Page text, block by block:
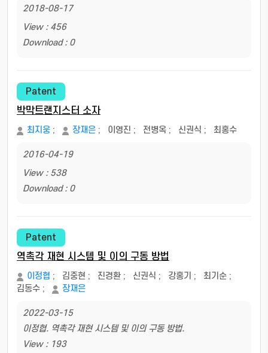
2018-08-17
View : 456
Download : 0
Patent
박막트랜지스터 소자
최지웅 ; 장재은 ; 이영진 ; 전병옥 ; 신권식 ; 최홍수
2016-04-19
View : 538
Download : 0
Patent
역촉각 재현 시스템 및 이의 구동 방법
이정협 ; 김중현 ; 진경환 ; 신권식 ; 강홍기 ; 최기순 ;
김동수 ; 장재은
2022-03-15
이정협. 역촉각 재현 시스템 및 이의 구동 방법.
View : 193